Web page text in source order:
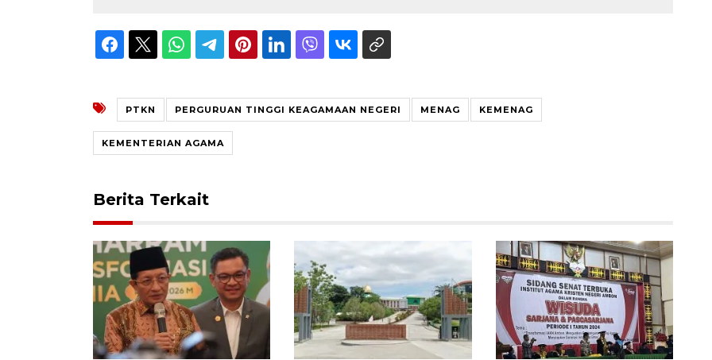
PTKN PERGURUAN TINGGI KEAGAMAAN NEGERI MENAG KEMENAG
KEMENTERIAN AGAMA
Berita Terkait
Layanan haji Indonesia
semakin memuaskan
2026-08-08 15:00:00